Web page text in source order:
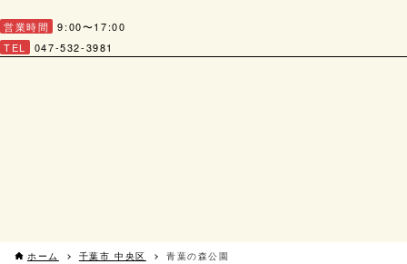
営業時間
9:00〜17:00
TEL
047-532-3981
ホーム 千葉市 中央区 青葉の森公園